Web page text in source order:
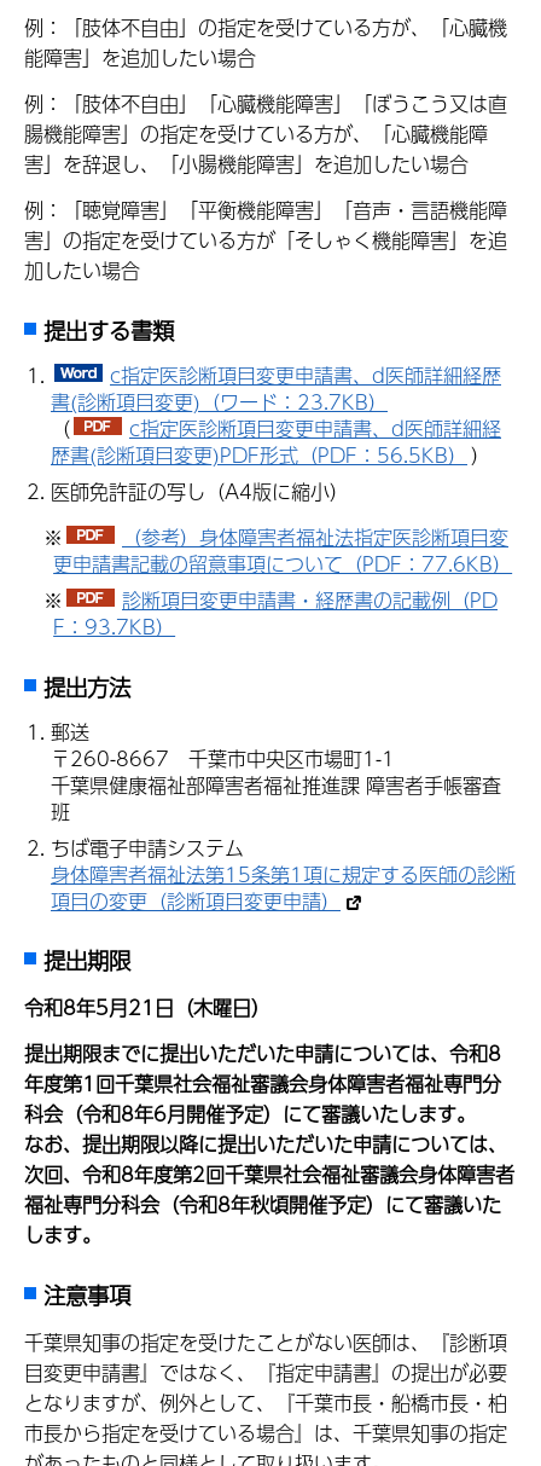
例：「肢体不自由」の指定を受けている方が、「心臓機
能障害」を追加したい場合
例：「肢体不自由」「心臓機能障害」「ぼうこう又は直
腸機能障害」の指定を受けている方が、「心臓機能障
害」を辞退し、「小腸機能障害」を追加したい場合
例：「聴覚障害」「平衡機能障害」「音声・言語機能障
害」の指定を受けている方が「そしゃく機能障害」を追
加したい場合
提出する書類
c指定医診断項目変更申請書、d医師詳細経歴
書(診断項目変更)（ワード：23.7KB）
（
c指定医診断項目変更申請書、d医師詳細経
歴書(診断項目変更)PDF形式（PDF：56.5KB） ）
医師免許証の写し（A4版に縮小）
※
（参考）身体障害者福祉法指定医診断項目変
更申請書記載の留意事項について（PDF：77.6KB）
※
診断項目変更申請書・経歴書の記載例（PD
F：93.7KB）
提出方法
郵送
〒260-8667 千葉市中央区市場町1-1
千葉県健康福祉部障害者福祉推進課 障害者手帳審査
班
ちば電子申請システム
身体障害者福祉法第15条第1項に規定する医師の診断
項目の変更（診断項目変更申請）
提出期限
令和8年5月21日（木曜日）
提出期限までに提出いただいた申請については、令和8
年度第1回千葉県社会福祉審議会身体障害者福祉専門分
科会（令和8年6月開催予定）にて審議いたします。
なお、提出期限以降に提出いただいた申請については、
次回、令和8年度第2回千葉県社会福祉審議会身体障害者
福祉専門分科会（令和8年秋頃開催予定）にて審議いた
します。
注意事項
千葉県知事の指定を受けたことがない医師は、『診断項
目変更申請書』ではなく、『指定申請書』の提出が必要
となりますが、例外として、『千葉市長・船橋市長・柏
市長から指定を受けている場合』は、千葉県知事の指定